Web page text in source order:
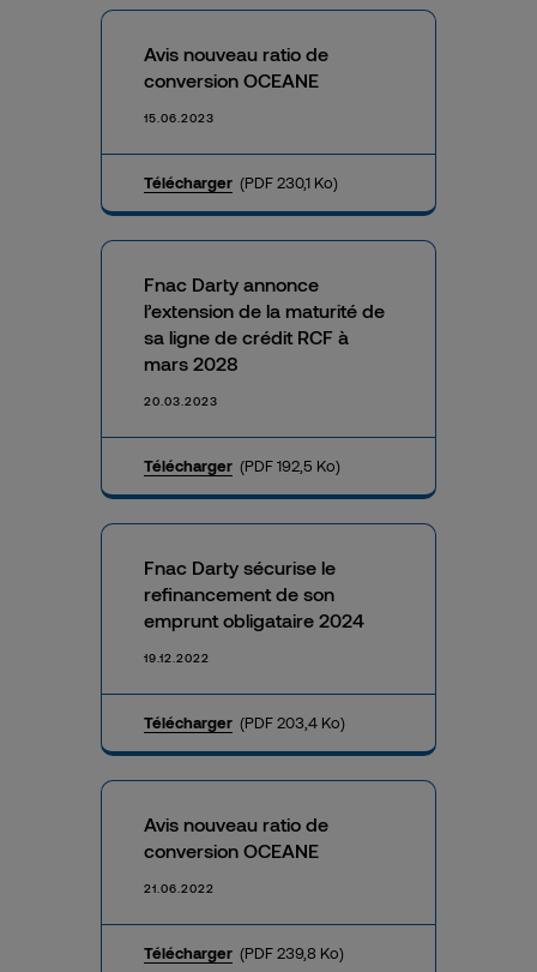
Avis nouveau ratio de
conversion OCEANE
15.06.2023
Télécharger (PDF 230,1 Ko)
Fnac Darty annonce
l’extension de la maturité de
sa ligne de crédit RCF à
mars 2028
20.03.2023
Télécharger (PDF 192,5 Ko)
Fnac Darty sécurise le
refinancement de son
emprunt obligataire 2024
19.12.2022
Télécharger (PDF 203,4 Ko)
Avis nouveau ratio de
conversion OCEANE
21.06.2022
Télécharger (PDF 239,8 Ko)